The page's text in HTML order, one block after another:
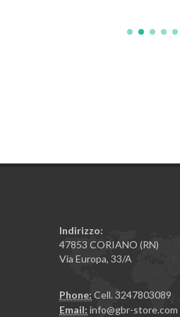
Indirizzo:
47853 CORIANO (RN)
Via Europa, 33/A
Phone: Cell. 3247803089
Email: info@gbr-store.com